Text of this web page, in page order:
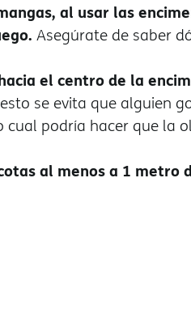
al usar las
Asegúrate de saber
el centro de la
se evita que alguien
podría hacer que la
al menos a 1 metro